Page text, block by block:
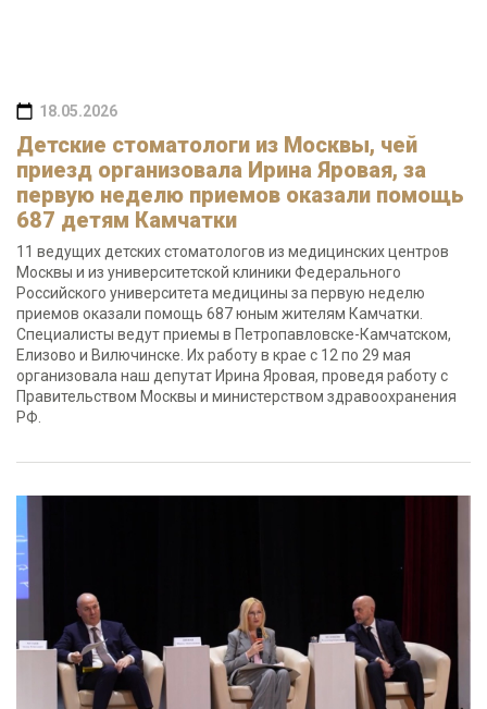
18.05.2026
Детские стоматологи из Москвы, чей
приезд организовала Ирина Яровая, за
первую неделю приемов оказали помощь
687 детям Камчатки
11 ведущих детских стоматологов из медицинских центров
Москвы и из университетской клиники Федерального
Российского университета медицины за первую неделю
приемов оказали помощь 687 юным жителям Камчатки.
Специалисты ведут приемы в Петропавловске-Камчатском,
Елизово и Вилючинске. Их работу в крае с 12 по 29 мая
организовала наш депутат Ирина Яровая, проведя работу с
Правительством Москвы и министерством здравоохранения
РФ.